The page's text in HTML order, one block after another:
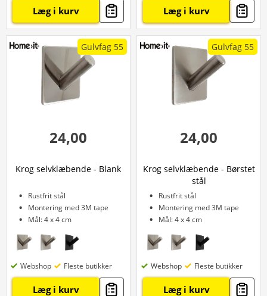
Læg i kurv Læg i kurv
Gulvfag 55
24,00
Krog selvklæbende - Blank
Rustfrit stål
Montering med 3M tape
Mål: 4 x 4 cm
Webshop Fleste butikker
Læg i kurv
Gulvfag 55
24,00
Krog selvklæbende - Børstet
stål
Rustfrit stål
Montering med 3M tape
Mål: 4 x 4 cm
Webshop Fleste butikker
Læg i kurv